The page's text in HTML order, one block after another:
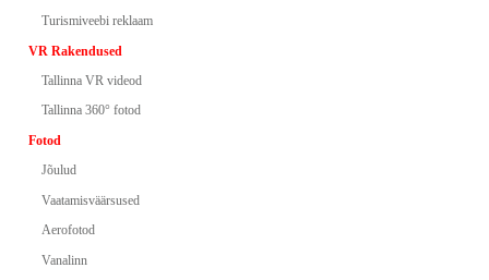
Turismiveebi reklaam
VR Rakendused
Tallinna VR videod
Tallinna 360° fotod
Fotod
Jõulud
Vaatamisväärsused
Aerofotod
Vanalinn